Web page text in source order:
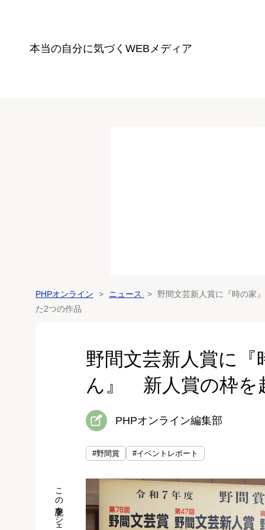
本当の自分に気づく WEBメディア
PHPオンライン ニュース
野間文芸新人賞に『時の家
た2つの作品
野間文芸新人賞に
ん』 新人賞の枠を
PHPオンライン編集部
#野間賞 #イベントレポート
この記事をシェア